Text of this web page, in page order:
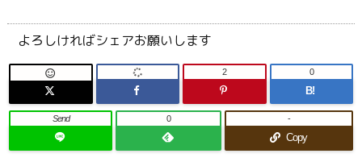
よろしければシェアお願いします
 2
B!
0
Send 0
Copy
-